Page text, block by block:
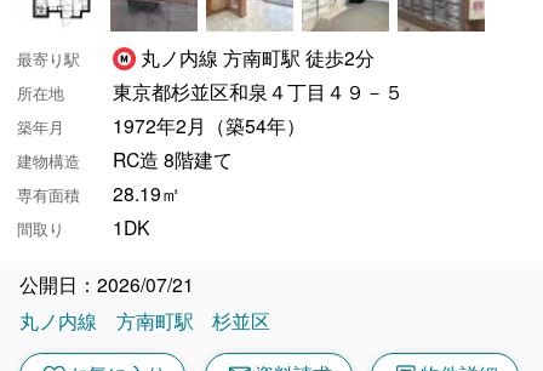
最寄り駅 丸ノ内線 方南町駅 徒歩2分
所在地 東京都杉並区和泉４丁目４９－５
築年月 1972年2月（築54年）
建物構造 RC造 8階建て
専有面積 28.19㎡
間取り 1DK
公開日：2026/07/21
丸ノ内線
方南町駅 杉並区